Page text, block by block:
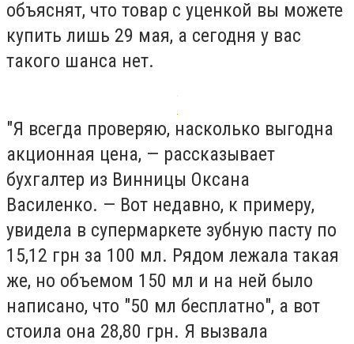
объяснят, что товар с уценкой вы можете
купить лишь 29 мая, а сегодня у вас
такого шанса нет.
"Я всегда проверяю, насколько выгодна
акционная цена, — рассказывает
бухгалтер из Винницы Оксана
Василенко. — Вот недавно, к примеру,
увидела в супермаркете зубную пасту по
15,12 грн за 100 мл. Рядом лежала такая
же, но объемом 150 мл и на ней было
написано, что "50 мл бесплатно", а вот
стоила она 28,80 грн. Я вызвала